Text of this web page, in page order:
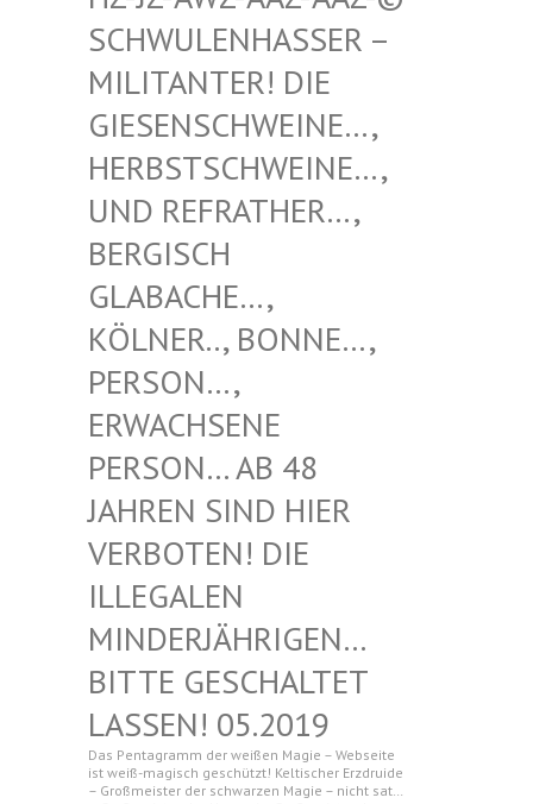
NHASSER – MILITAN
TER! DIE GIESENS
CHWEINE…, HERBSTS
CHWEINE…, UND REF
RATHER…, BERGISC
H GLABACH
E…, KÖLNER.
., BONNE…, PERSON…
, ERWACHS
ENE PERSON…
AB 48 JAHREN
SIND HIER VERBOTE
N! DIE ILLEGAL
EN MINDERJ
ÄHRIGEN… BITTE G
ESCHALTET LASSEN!
05.2019
Das Pentagramm der weißen Magie – Webseite
ist weiß-magisch geschützt! Keltischer Erzdruide
– Großmeister der schwarzen Magie – nicht sat…